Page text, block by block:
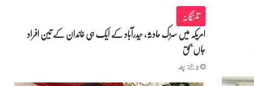
تلنگانہ
امریکہ میں سڑک حادثہ، حیدرآباد کے ایک ہی خاندان کے تین افراد
جاں بحق
2 ہفتے پہلے